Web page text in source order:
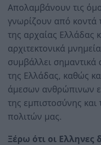
Απολαμβάνουν τις
γνωρίζουν από κοντά
της αρχαίας Ελλάδας
αρχιτεκτονικά
συμβάλλει σημαντικά
της Ελλάδας, καθώς
άμεσων ανθρώπινων
της εμπιστοσύνης και
πολιτών μας.
Ξέρω ότι οι Ελληνες